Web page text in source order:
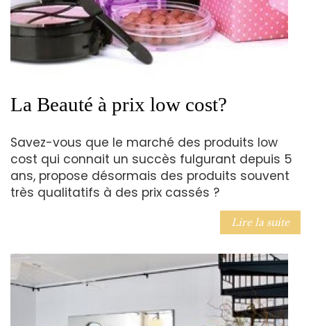
La Beauté à prix low cost?
Savez-vous que le marché des produits low
cost qui connait un succès fulgurant depuis 5
ans, propose désormais des produits souvent
très qualitatifs à des prix cassés ?
Lire la suite